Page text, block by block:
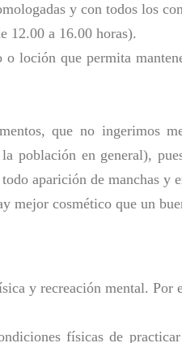
y con todos los
12.00 a 16.00 horas).
loción que permita
que no ingerimos
población en general),
aparición de manchas y
mejor cosmético que un
y recreación mental. Por
físicas de